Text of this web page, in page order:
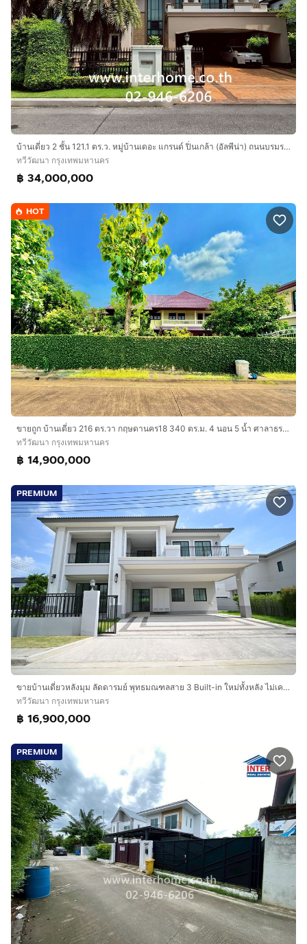
บ้านเดี่ยว 2 ชั้น 121.1 ตร.ว. หมู่บ้านเดอะ แกรนด์ ปิ่นเกล้า (อัลพีน่า) ถนนบรมราชชนนี ถนนพุทธมณฑลสาย3-ศาลาธรรมสพน์ เขตทวีวัฒนา กรุงเทพมหานคร
ทวีวัฒนา กรุงเทพมหานคร
฿ 34,000,000
HOT
ขายถูก บ้านเดี่ยว 216 ตร.วา กฤษดานคร18 340 ตร.ม. 4 นอน 5 น้ำ ศาลาธรรมสพน์
ทวีวัฒนา กรุงเทพมหานคร
฿ 14,900,000
PREMIUM
ขายบ้านเดี่ยวหลังมุม ลัดดารมย์ พุทธมณฑลสาย 3 Built-in ใหม่ทั้งหลัง ไม่เคยเข้าอยู่ ใกล้มหิดล ศาลายา
ทวีวัฒนา กรุงเทพมหานคร
฿ 16,900,000
PREMIUM